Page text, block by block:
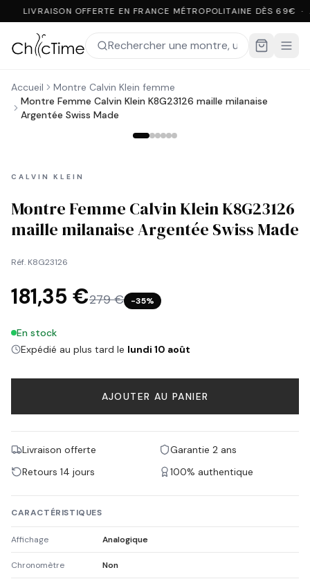
LIVRAISON OFFERTE EN FRANCE MÉTROPOLITAINE DÈS 69€
Accueil
Montre Calvin Klein femme
Montre Femme Calvin Klein K8G23126 maille milanaise
Argentée Swiss Made
CALVIN KLEIN
Montre Femme Calvin Klein K8G23126
maille milanaise Argentée Swiss Made
Réf. K8G23126
181,35 €279 € −35%
En stock
Expédié au plus tard le lundi 10 août
AJOUTER AU PANIER
Livraison offerte
Garantie 2 ans
Retours 14 jours
100% authentique
CARACTÉRISTIQUES
Affichage Analogique
Chronomètre Non